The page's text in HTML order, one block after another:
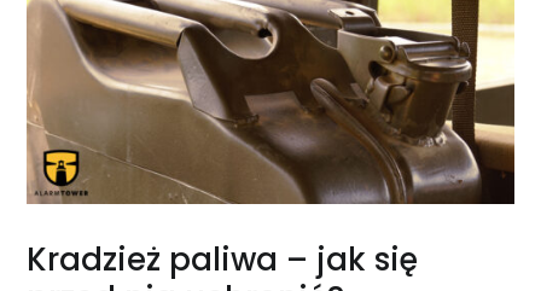
Kradzież paliwa – jak się